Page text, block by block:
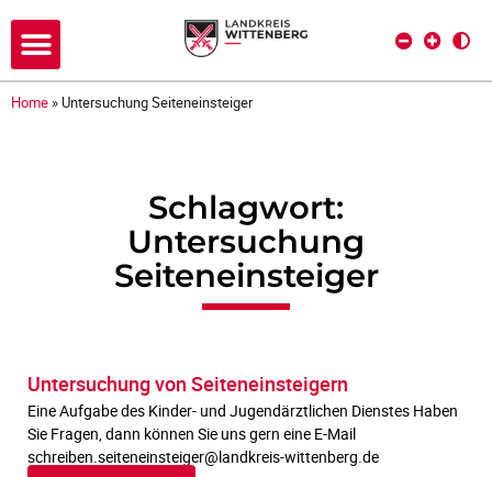
Home »Untersuchung Seiteneinsteiger
Schlagwort:
Untersuchung
Seiteneinsteiger
Untersuchung von Seiteneinsteigern
Eine Aufgabe des Kinder- und Jugendärztlichen Dienstes Haben
Sie Fragen, dann können Sie uns gern eine E-Mail
schreiben.seiteneinsteiger@landkreis-wittenberg.de